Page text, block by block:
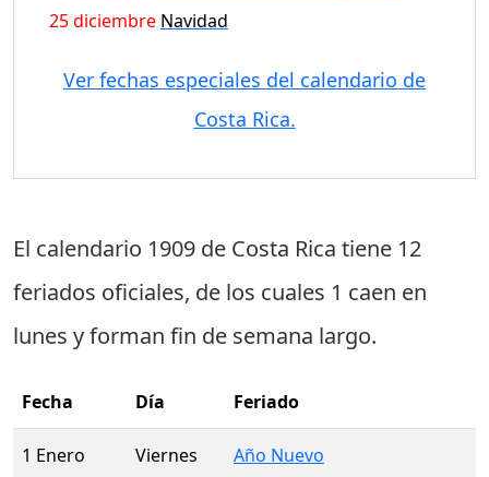
25 diciembre Navidad
Ver fechas especiales del calendario de
Costa Rica.
El calendario 1909 de Costa Rica tiene 12
feriados oficiales, de los cuales 1 caen en
lunes y forman fin de semana largo.
Fecha Día Feriado
1 Enero Viernes Año Nuevo